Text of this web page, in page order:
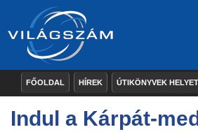
FŐOLDAL HÍREK ÚTIKÖNYVEK
Indul a Kárpát-